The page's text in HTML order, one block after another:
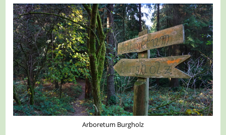
Arboretum Burgholz